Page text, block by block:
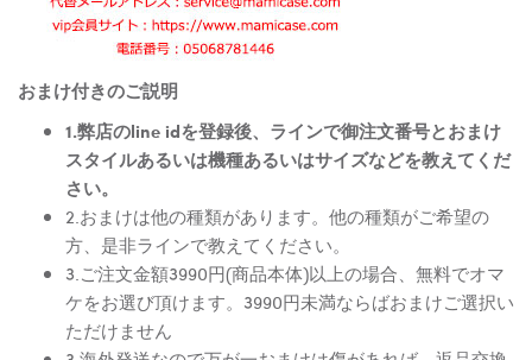
おまけ付きのご説明
1.弊店のline idを登録後、ラインで御注文番号とおまけ
スタイルあるいは機種あるいはサイズなどを教えてくだ
さい。
2.おまけは他の種類があります。他の種類がご希望の
方、是非ラインで教えてください。
3.ご注文金額3990円(商品本体)以上の場合、無料でオマ
ケをお選び頂けます。3990円未満ならばおまけご選択い
ただけません